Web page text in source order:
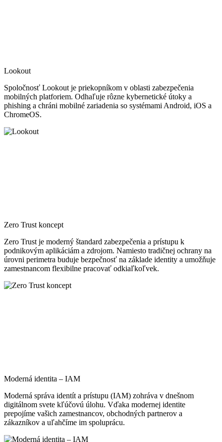
Lookout
Spoločnosť Lookout je priekopníkom v oblasti zabezpečenia
mobilných platforiem. Odhaľuje rôzne kybernetické útoky a
phishing a chráni mobilné zariadenia so systémami Android, iOS a
ChromeOS.
Zero Trust koncept
Zero Trust je moderný štandard zabezpečenia a prístupu k
podnikovým aplikáciám a zdrojom. Namiesto tradičnej ochrany na
úrovni perimetra buduje bezpečnosť na základe identity a umožňuje
zamestnancom flexibilne pracovať odkiaľkoľvek.
Moderná identita – IAM
Moderná správa identít a prístupu (IAM) zohráva v dnešnom
digitálnom svete kľúčovú úlohu. Vďaka modernej identite
prepojíme vašich zamestnancov, obchodných partnerov a
zákazníkov a uľahčíme im spoluprácu.